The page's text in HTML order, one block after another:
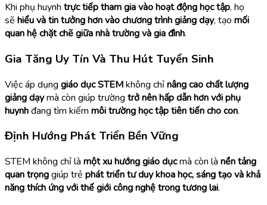
Khi phụ huynh trực tiếp tham gia vào hoạt động học tập, họ
sẽ hiểu và tin tưởng hơn vào chương trình giảng dạy, tạo mối
quan hệ chặt chẽ giữa nhà trường và gia đình.
Gia Tăng Uy Tín Và Thu Hút Tuyển Sinh
Việc áp dụng giáo dục STEMkhông chỉnâng cao chất lượng
giảng dạymà còn giúp trường trở nên hấp dẫn hơn với phụ
huynhđang tìm kiếm môi trường học tập tiên tiến cho con.
Định Hướng Phát Triển Bền Vững
STEM không chỉ là một xu hướng giáo dụcmà còn là nền tảng
quan trọnggiúp trẻ phát triển tư duy khoa học, sáng tạo và khả
năng thích ứng với thế giới công nghệ trong tương lai.